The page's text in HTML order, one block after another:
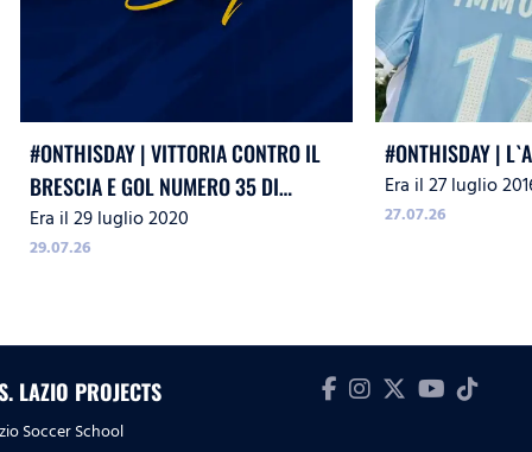
#ONTHISDAY | VITTORIA CONTRO IL
BRESCIA E GOL NUMERO 35 DI
IMMOBILE
Era il 29 luglio 2020
29.07.26
#ONTHISDAY |
Era il 27 luglio
27.07.26
LAZIO PROJECTS
Soccer School